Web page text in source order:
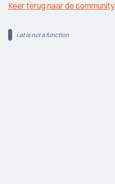
Keer terug naar de community
i.at is not a function